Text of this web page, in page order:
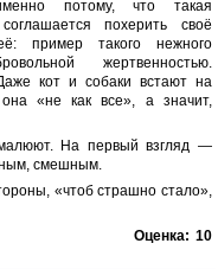
потому, что такая
похерить своё
пример такого нежного
жертвенностью.
кот и собаки встают на
«не как все», а значит,
На первый взгляд —
смешным.
«чтоб страшно стало»,
Оценка: 10